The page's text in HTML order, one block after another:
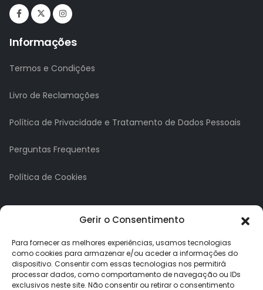
Gerir o Consentimento
Para fornecer as melhores experiências, usamos tecnologias
como cookies para armazenar e/ou aceder a informações do
dispositivo. Consentir com essas tecnologias nos permitirá
processar dados, como comportamento de navegação ou IDs
exclusivos neste site. Não consentir ou retirar o consentimento
Informações
Termos e Condições
Livro de Reclamações
Política de Privacidade e Tratamento de Dados Pessoais
Perguntas Frequentes
Política de Cookies
A minha conta
A Minha Conta
Histórico de Pedidos